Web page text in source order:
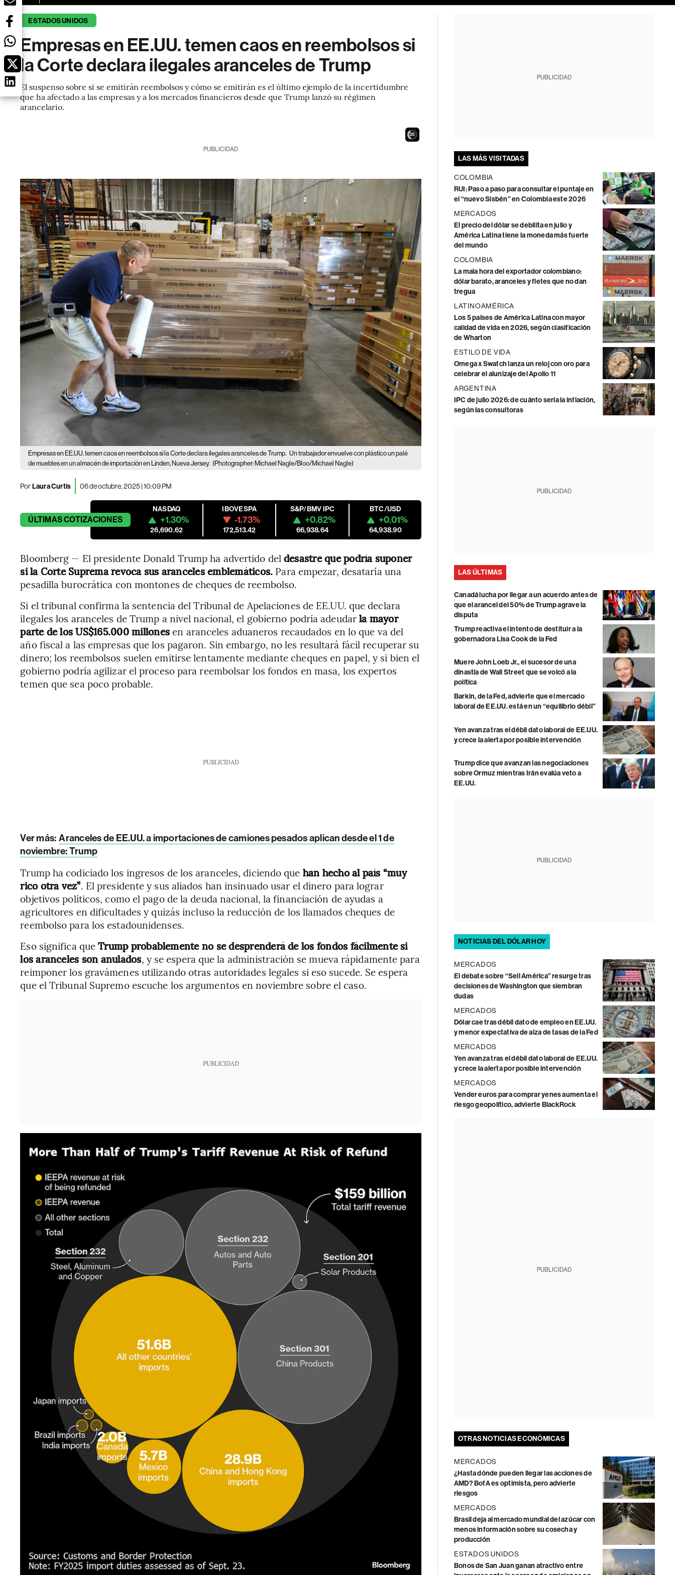
ESTADOS UNIDOS
Empresas en EE.UU. temen caos en reembolsos si
la Corte declara ilegales aranceles de Trump
El suspenso sobre si se emitirán reembolsos y cómo se emitirán es el último ejemplo de la incertidumbre
que ha afectado a las empresas y a los mercados financieros desde que Trump lanzó su régimen
arancelario.
24
PUBLICIDAD
Empresas en EE.UU. temen caos en reembolsos si la Corte declara ilegales aranceles de Trump. Un trabajador envuelve con plástico un palé
de muebles en un almacén de importación en Linden, Nueva Jersey. (Photographer: Michael Nagle/Bloo/Michael Nagle)
PorLaura Curtis 06 de octubre, 2025 | 10:09 PM
ÚLTIMASCOTIZACIONES
NASDAQ
+1.30%
26,690.62
IBOVESPA
-1.73%
172,513.42
S&P/BMV IPC
+0.82%
66,938.64
BTC/USD
+0.01%
64,938.90
Bloomberg — El presidente Donald Trump ha advertido del desastre que podría suponer
si la Corte Suprema revoca sus aranceles emblemáticos. Para empezar, desataría una
pesadilla burocrática con montones de cheques de reembolso.
Si el tribunal confirma la sentencia del Tribunal de Apelaciones de EE.UU. que declara
ilegales los aranceles de Trump a nivel nacional, el gobierno podría adeudarla mayor
parte de los US$165.000 millonesen aranceles aduaneros recaudados en lo que va del
año fiscal a las empresas que los pagaron. Sin embargo, no les resultará fácil recuperar su
dinero; los reembolsos suelen emitirse lentamente mediante cheques en papel, y si bien el
gobierno podría agilizar el proceso para reembolsar los fondos en masa, los expertos
temen que sea poco probable.
PUBLICIDAD
Ver más: Aranceles de EE.UU. a importaciones de camiones pesados aplican desde el 1 de
noviembre: Trump
Trump ha codiciado los ingresos de los aranceles, diciendo que han hecho al país “muy
rico otra vez”. El presidente y sus aliados han insinuado usar el dinero para lograr
objetivos políticos, como el pago de la deuda nacional, la financiación de ayudas a
agricultores en dificultades y quizás incluso la reducción de los llamados cheques de
reembolso para los estadounidenses.
Eso significa queTrump probablemente no se desprenderá de los fondos fácilmente si
los aranceles son anulados, y se espera que la administración se mueva rápidamente para
reimponer los gravámenes utilizando otras autoridades legales si eso sucede. Se espera
que el Tribunal Supremo escuche los argumentos en noviembre sobre el caso.
PUBLICIDAD
PUBLICIDAD
LAS MÁS VISITADAS
COLOMBIA
RUI: Paso a paso para consultar el puntaje en
el “nuevo Sisbén” en Colombia este 2026
MERCADOS
El precio del dólar se debilita en julio y
América Latina tiene la moneda más fuerte
del mundo
COLOMBIA
La mala hora del exportador colombiano:
dólar barato, aranceles y fletes que no dan
tregua
LATINOAMÉRICA
Los 5 países de América Latina con mayor
calidad de vida en 2026, según clasificación
de Wharton
ESTILO DE VIDA
Omega x Swatch lanza un reloj con oro para
celebrar el alunizaje del Apollo 11
ARGENTINA
IPC de julio 2026: de cuánto sería la inflación,
según las consultoras
PUBLICIDAD
LAS ÚLTIMAS
Canadá lucha por llegar a un acuerdo antes de
que el arancel del 50% de Trump agrave la
disputa
Trump reactiva el intento de destituir a la
gobernadora Lisa Cook de la Fed
Muere John Loeb Jr., el sucesor de una
dinastía de Wall Street que se volcó a la
política
Barkin, de la Fed, advierte que el mercado
laboral de EE.UU. está en un “equilibrio débil”
Yen avanza tras el débil dato laboral de EE.UU.
y crece la alerta por posible intervención
Trump dice que avanzan las negociaciones
sobre Ormuz mientras Irán evalúa veto a
EE.UU.
PUBLICIDAD
NOTICIAS DEL DÓLAR HOY
MERCADOS
El debate sobre “Sell América” resurge tras
decisiones de Washington que siembran
dudas
MERCADOS
Dólar cae tras débil dato de empleo en EE.UU.
y menor expectativa de alza de tasas de la Fed
MERCADOS
Yen avanza tras el débil dato laboral de EE.UU.
y crece la alerta por posible intervención
MERCADOS
Vender euros para comprar yenes aumenta el
riesgo geopolítico, advierte BlackRock
PUBLICIDAD
OTRAS NOTICIAS ECONÓMICAS
MERCADOS
¿Hasta dónde pueden llegar las acciones de
AMD? BofA es optimista, pero advierte
riesgos
MERCADOS
Brasil deja al mercado mundial del azúcar con
menos información sobre su cosecha y
producción
ESTADOS UNIDOS
Bonos de San Juan ganan atractivo entre